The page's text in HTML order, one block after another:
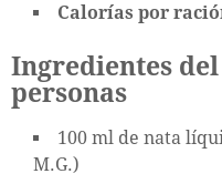
Calorías por
Ingredientes
personas
100 ml de nata
M.G.)